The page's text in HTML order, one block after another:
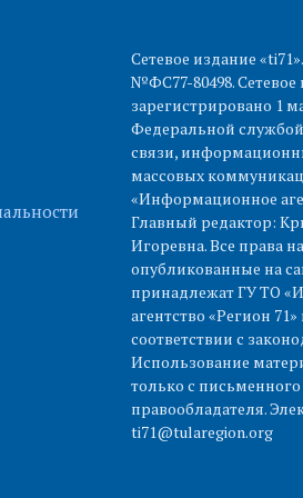
Сетевое издание
№ФС77-80498. Сетевое
зарегистрировано 1
Федеральной
связи,
массовых
«Информационное
Главный редактор:
Игоревна. Все права
опубликованные на
принадлежат ГУ ТО
агентство «Регион
соответствии с
Использование
только с
правообладателя.
ti71@tularegion.org